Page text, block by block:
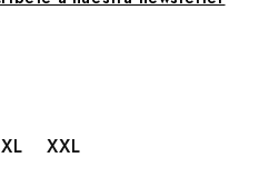
XL XXL